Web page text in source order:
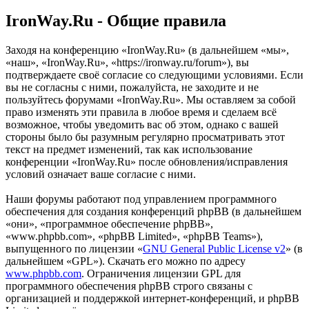
IronWay.Ru - Общие правила
Заходя на конференцию «IronWay.Ru» (в дальнейшем «мы»,
«наш», «IronWay.Ru», «https://ironway.ru/forum»), вы
подтверждаете своё согласие со следующими условиями. Если
вы не согласны с ними, пожалуйста, не заходите и не
пользуйтесь форумами «IronWay.Ru». Мы оставляем за собой
право изменять эти правила в любое время и сделаем всё
возможное, чтобы уведомить вас об этом, однако с вашей
стороны было бы разумным регулярно просматривать этот
текст на предмет изменений, так как использование
конференции «IronWay.Ru» после обновления/исправления
условий означает ваше согласие с ними.
Наши форумы работают под управлением программного
обеспечения для создания конференций phpBB (в дальнейшем
«они», «программное обеспечение phpBB»,
«www.phpbb.com», «phpBB Limited», «phpBB Teams»),
выпущенного по лицензии «GNU General Public License v2» (в
дальнейшем «GPL»). Скачать его можно по адресу
www.phpbb.com. Ограничения лицензии GPL для
программного обеспечения phpBB строго связаны с
организацией и поддержкой интернет-конференций, и phpBB